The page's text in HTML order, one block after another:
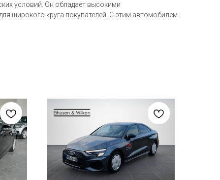
условий. Он обладает высокими
широкого круга покупателей. С этим автомобилем